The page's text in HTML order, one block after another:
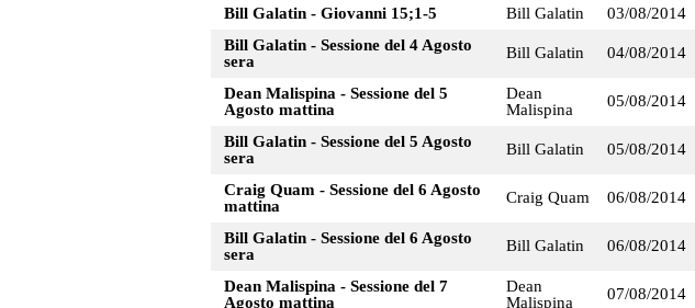
Bill Galatin - Giovanni 15;1-5 Bill Galatin 03/08/2014
Bill Galatin - Sessione del 4 Agosto
sera
Bill Galatin 04/08/2014
Dean Malispina - Sessione del 5
Agosto mattina
Dean
Malispina
05/08/2014
Bill Galatin - Sessione del 5 Agosto
sera
Bill Galatin 05/08/2014
Craig Quam - Sessione del 6 Agosto
mattina
Craig Quam 06/08/2014
Bill Galatin - Sessione del 6 Agosto
sera
Bill Galatin 06/08/2014
Dean Malispina - Sessione del 7
Agosto mattina
Dean
Malispina
07/08/2014